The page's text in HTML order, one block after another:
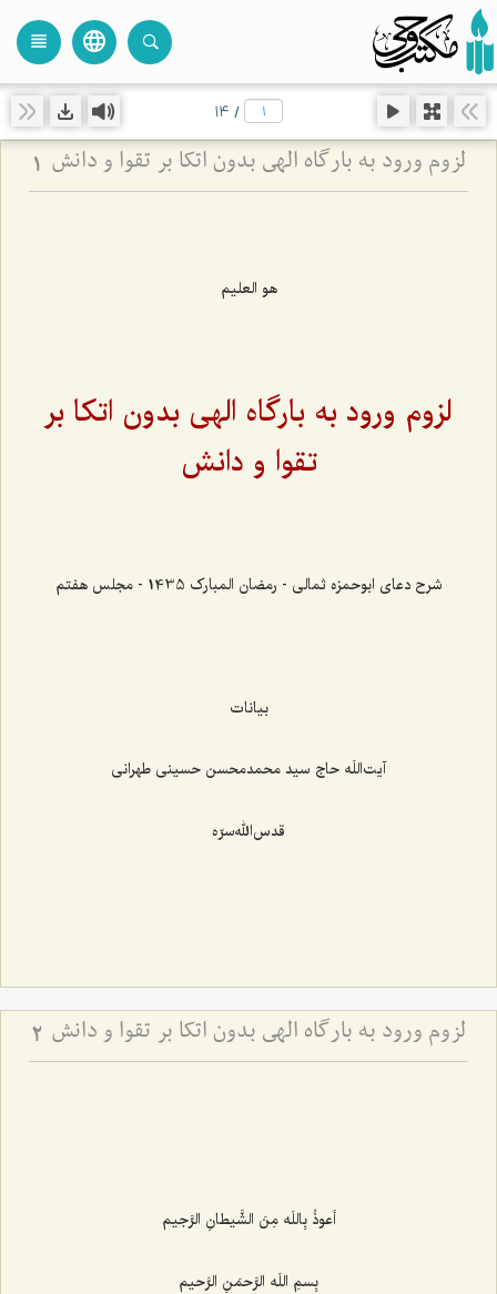
language
view_headline
/
14
لزوم ورود به بارگاه الهی بدون اتکا بر تقوا و دانش 1
هو العلیم
لزوم ورود به بارگاه الهی بدون اتکا بر
تقوا و دانش
شرح دعای ابوحمزه ثمالی - رمضان المبارک 1435 - مجلس هفتم
بیانات
آیت‌اللَه حاج سيد محمد‌محسن حسينی طهرانی
قدس‌الله‌سرّه
لزوم ورود به بارگاه الهی بدون اتکا بر تقوا و دانش 2
أعوذُ بِاللَه مِنَ الشَّیطانِ الرَّجیم‌
بِسمِ اللَه الرَّحمَنِ الرَّحیم‌